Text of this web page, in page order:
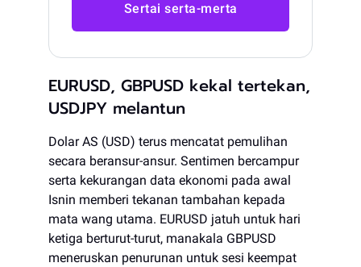
Sertai serta-merta
EURUSD, GBPUSD kekal tertekan,
USDJPY melantun
Dolar AS (USD) terus mencatat pemulihan
secara beransur-ansur. Sentimen bercampur
serta kekurangan data ekonomi pada awal
Isnin memberi tekanan tambahan kepada
mata wang utama. EURUSD jatuh untuk hari
ketiga berturut-turut, manakala GBPUSD
meneruskan penurunan untuk sesi keempat